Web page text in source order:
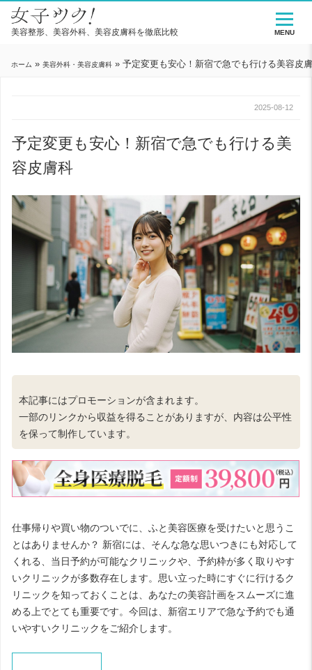
美容整形、美容外科、美容皮膚科を徹底比較
ホーム » 美容外科・美容皮膚科 » 予定変更も安心！新宿で急でも行ける美容皮
2025-08-12
予定変更も安心！新宿で急でも行ける美
容皮膚科
本記事にはプロモーションが含まれます。
一部のリンクから収益を得ることがありますが、内容は公平性
を保って制作しています。
仕事帰りや買い物のついでに、ふと美容医療を受けたいと思うこ
とはありませんか？ 新宿には、そんな急な思いつきにも対応して
くれる、当日予約が可能なクリニックや、予約枠が多く取りやす
いクリニックが多数存在します。思い立った時にすぐに行けるク
リニックを知っておくことは、あなたの美容計画をスムーズに進
める上でとても重要です。今回は、新宿エリアで急な予約でも通
いやすいクリニックをご紹介します。
MENU